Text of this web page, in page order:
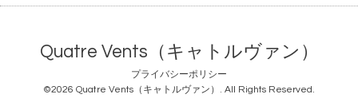
Quatre Vents（キャトルヴァン）
プライバシーポリシー
©2026 Quatre Vents（キャトルヴァン） . All Rights Reserved.